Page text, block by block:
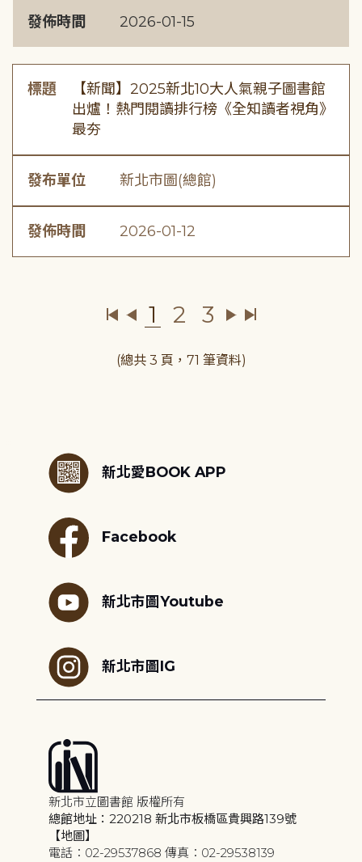
發佈時間 2026-01-15
標題
【新聞】2025新北10大人氣親子圖書館
出爐！熱門閱讀排行榜《全知讀者視角》
最夯
發布單位 新北市圖(總館)
發佈時間 2026-01-12
1 2 3
(總共 3 頁，71 筆資料)
新北愛BOOK APP
Facebook
新北市圖Youtube
新北市圖IG
新北市立圖書館 版權所有
總館地址：220218 新北市板橋區貴興路139號
【地圖】
電話：02-29537868 傳真：02-29538139